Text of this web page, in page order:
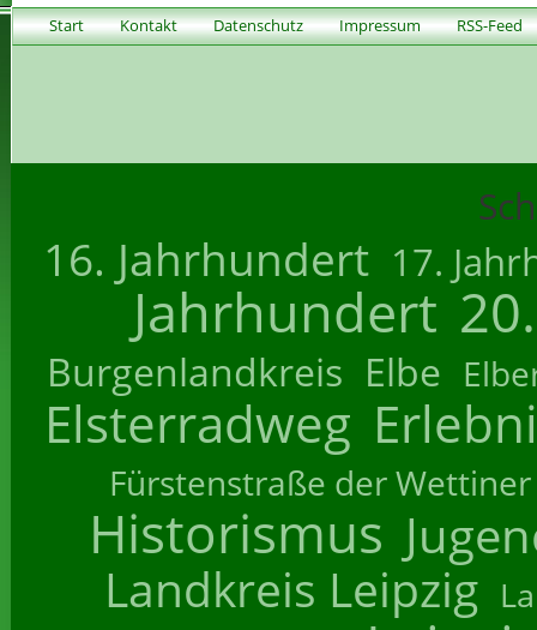
Start Kontakt Datenschutz Impressum RSS-Feed
16. Jahrhundert 17.
Jahrhundert
Burgenlandkreis Elbe
Elsterradweg
Fürstenstraße der Wettiner
Historismus
Landkreis Leipzig